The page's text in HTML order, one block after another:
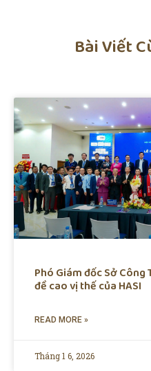
Bài Viết
Phó Giám đốc Sở Công
đề cao vị thế của HASI
READ MORE »
Tháng 1 6, 2026